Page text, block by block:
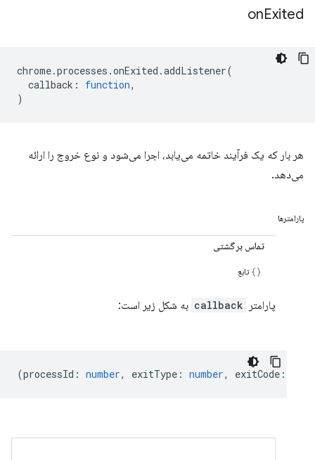
onExited
chrome.processes .onExited .addListener(
callback : function,
)
هر بار که یک فرآیند خاتمه می‌یابد، اجرا می‌شود و نوع خروج را ارائه
می‌دهد.
پارامترها
تماس برگشتی
تابع
پارامتر callback به شکل زیر است:
(processId : number, exitType : number, exitCode :